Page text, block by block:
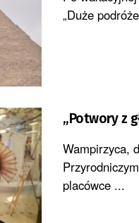
„Duże
„Potwory z
Wampirzyca,
placówce ...